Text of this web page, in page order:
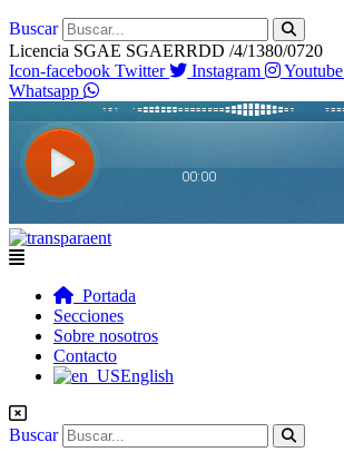
Buscar
Licencia SGAE SGAERRDD /4/1380/0720
Icon-facebook Twitter Instagram Youtube
Whatsapp
Flyout
Portada
Secciones
Sobre nosotros
Contacto
English
Buscar